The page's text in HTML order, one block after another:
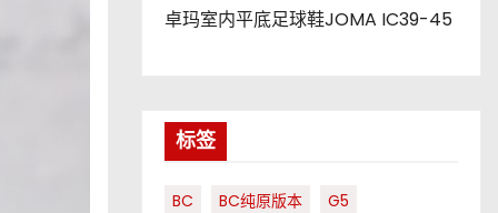
卓玛室内平底足球鞋JOMA IC39-45
标签
BC BC纯原版本
G5